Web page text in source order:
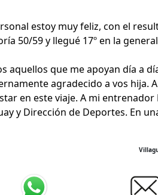
estoy muy feliz, con el
50/59 y llegué 17º en la
aquellos que me apoyan día a
agradecido a vos hija.
en este viaje. A mi
y Dirección de Deportes. En